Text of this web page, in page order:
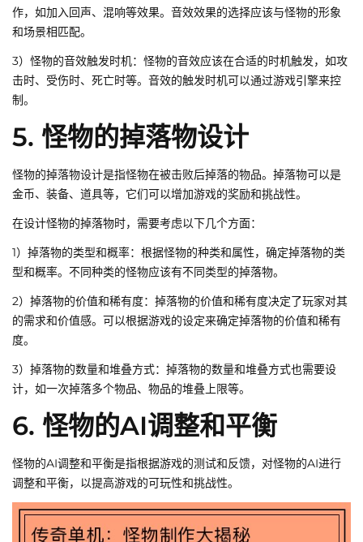
作，如加入回声、混响等效果。音效效果的选择应该与怪物的形象
和场景相匹配。
3）怪物的音效触发时机：怪物的音效应该在合适的时机触发，如攻
击时、受伤时、死亡时等。音效的触发时机可以通过游戏引擎来控
制。
5. 怪物的掉落物设计
怪物的掉落物设计是指怪物在被击败后掉落的物品。掉落物可以是
金币、装备、道具等，它们可以增加游戏的奖励和挑战性。
在设计怪物的掉落物时，需要考虑以下几个方面：
1）掉落物的类型和概率：根据怪物的种类和属性，确定掉落物的类
型和概率。不同种类的怪物应该有不同类型的掉落物。
2）掉落物的价值和稀有度：掉落物的价值和稀有度决定了玩家对其
的需求和价值感。可以根据游戏的设定来确定掉落物的价值和稀有
度。
3）掉落物的数量和堆叠方式：掉落物的数量和堆叠方式也需要设
计，如一次掉落多个物品、物品的堆叠上限等。
6. 怪物的AI调整和平衡
怪物的AI调整和平衡是指根据游戏的测试和反馈，对怪物的AI进行
调整和平衡，以提高游戏的可玩性和挑战性。